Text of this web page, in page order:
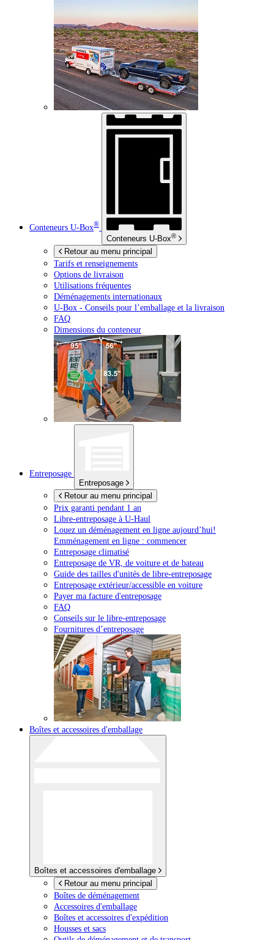
Conteneurs U-Box®
Conteneurs U-Box®
Retour au menu principal
Tarifs et renseignements
Options de livraison
Utilisations fréquentes
Déménagements internationaux
U-Box - Conseils pour l’emballage et la livraison
FAQ
Dimensions du conteneur
Entreposage
Entreposage
Retour au menu principal
Prix garanti pendant 1 an
Libre-entreposage à U-Haul
Louez un déménagement en ligne aujourd’hui!
Emménagement en ligne : commencer
Entreposage climatisé
Entreposage de VR, de voiture et de bateau
Guide des tailles d'unités de libre-entreposage
Entreposage extérieur/accessible en voiture
Payer ma facture d'entreposage
FAQ
Conseils sur le libre-entreposage
Fournitures d’entreposage
Boîtes et accessoires d'emballage
Boîtes et accessoires d'emballage
Retour au menu principal
Boîtes de déménagement
Accessoires d'emballage
Boîtes et accessoires d'expédition
Housses et sacs